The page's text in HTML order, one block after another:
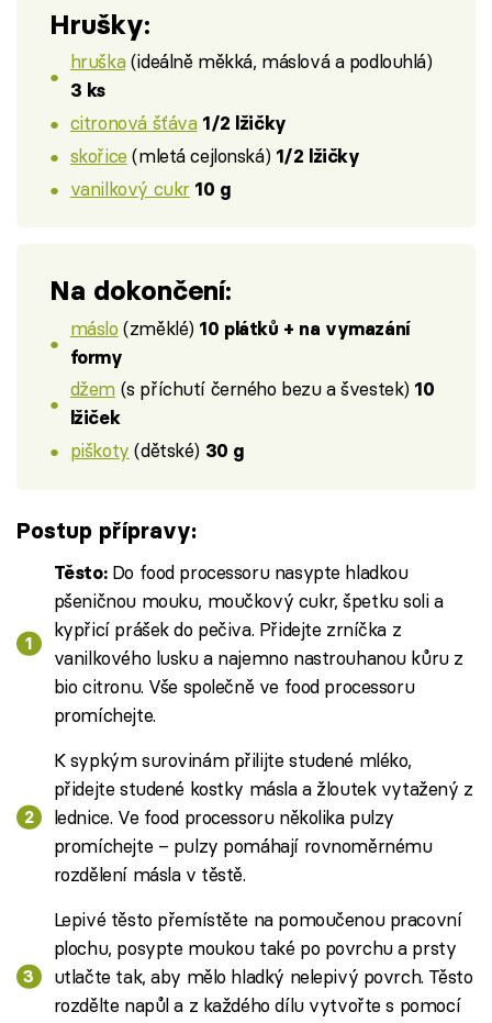
Hrušky:
hruška(ideálně měkká, máslová a podlouhlá)
3 ks
citronová šťáva 1/2 lžičky
skořice (mletá cejlonská) 1/2 lžičky
vanilkový cukr 10 g
Na dokončení:
máslo (změklé) 10 plátků + na vymazání
formy
džem (s příchutí černého bezu a švestek) 10
lžiček
piškoty (dětské) 30 g
Postup přípravy:
Těsto:Do food processoru nasypte hladkou
pšeničnou mouku, moučkový cukr, špetku soli a
kypřicí prášek do pečiva. Přidejte zrníčka z
vanilkového lusku a najemno nastrouhanou kůru z
bio citronu. Vše společně ve food processoru
promíchejte.
K sypkým surovinám přilijte studené mléko,
přidejte studené kostky másla a žloutek vytažený z
lednice. Ve food processoru několika pulzy
promíchejte – pulzy pomáhají rovnoměrnému
rozdělení másla v těstě.
Lepivé těsto přemístěte na pomoučenou pracovní
plochu, posypte moukou také po povrchu a prsty
utlačte tak, aby mělo hladký nelepivý povrch. Těsto
rozdělte napůl a z každého dílu vytvořte s pomocí